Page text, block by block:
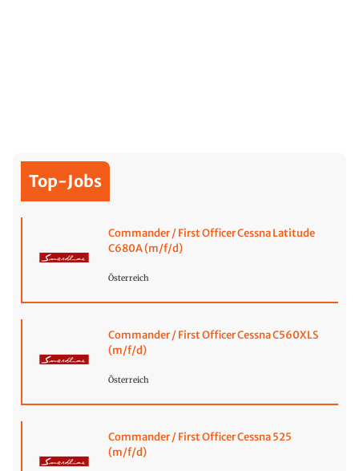
Top-Jobs
Commander / First Officer Cessna Latitude
C680A (m/f/d)
Österreich
Commander / First Officer Cessna C560XLS
(m/f/d)
Österreich
Commander / First Officer Cessna 525
(m/f/d)